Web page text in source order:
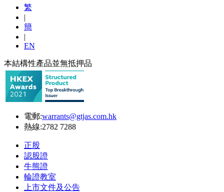
繁
|
簡
|
EN
本結構性產品並無抵押品
電郵:warrants@gtjas.com.hk
熱線:2782 7288
正股
認股證
牛熊證
輪證教室
上市文件及公告